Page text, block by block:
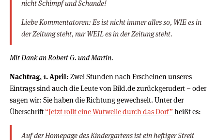
nicht Schimpf und Schande!
Liebe Kommentatoren: Es ist nicht immer alles so, WIE es in
der Zeitung steht, nur WEIL es in der Zeitung steht.
Mit Dank an Robert G. und Martin.
Nachtrag, 1. April: Zwei Stunden nach Erscheinen unseres
Eintrags sind auch die Leute von Bild.de zurückgerudert – oder
sagen wir: Sie haben die Richtung gewechselt. Unter der
Überschrift “Jetzt rollt eine Wutwelle durch das Dorf”heißt es:
Auf der Homepage des Kindergartens ist ein heftiger Streit